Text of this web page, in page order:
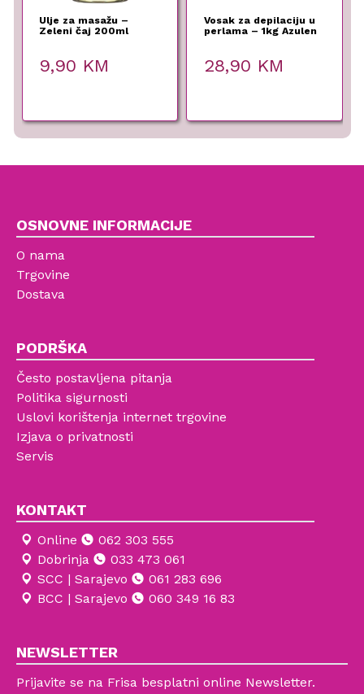
Ulje za masažu –
Zeleni čaj 200ml
9,90 KM
Vosak za depilaciju u
perlama – 1kg Azulen
28,90 KM
OSNOVNE INFORMACIJE
O nama
Trgovine
Dostava
PODRŠKA
Često postavljena pitanja
Politika sigurnosti
Uslovi korištenja internet trgovine
Izjava o privatnosti
Servis
KONTAKT
Online
062 303 555
Dobrinja
033 473 061
SCC | Sarajevo
061 283 696
BCC | Sarajevo
060 349 16 83
NEWSLETTER
Prijavite se na Frisa besplatni online Newsletter.